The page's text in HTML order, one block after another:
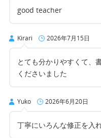
good teacher
Kirari 2026年7月15日
とても分かりやすくて、
くださいました
Yuko 2026年6月20日
丁寧にいろんな修正を入